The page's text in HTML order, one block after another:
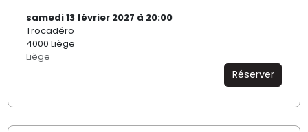
samedi 13 février 2027 à 20:00
Trocadéro
4000 Liège
Liège
Réserver